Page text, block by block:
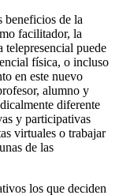
beneficios de la
facilitador, la
puede
física, o incluso
en este nuevo
alumno y
diferente
y participativas
virtuales o trabajar
de las
los que deciden